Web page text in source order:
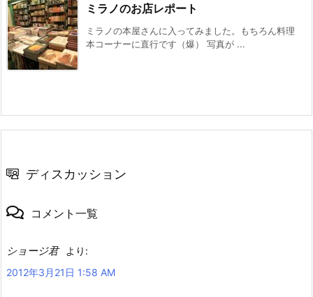
ミラノのお店レポート
ミラノの本屋さんに入ってみました。もちろん料理
本コーナーに直行です（爆） 写真が ...
ディスカッション
コメント一覧
ショージ君
より:
2012年3月21日 1:58 AM